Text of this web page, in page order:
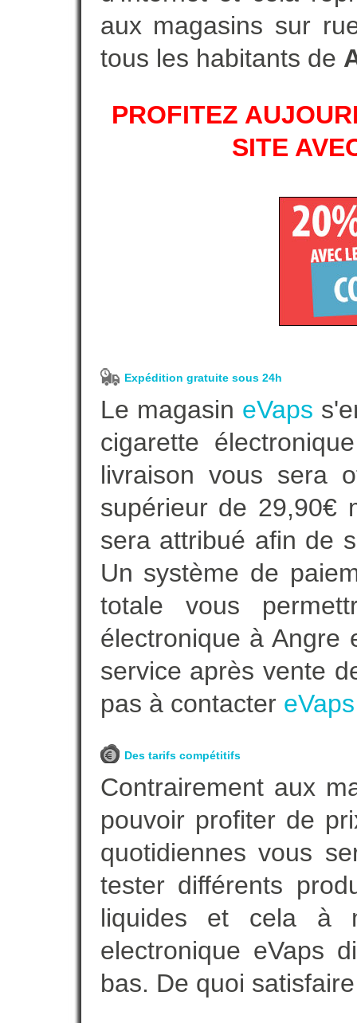
aux magasins sur
tous les habitants de
PROFITEZ
SITE
Expédition gratuite sous 24h
Le magasin eVaps
cigarette
livraison vous sera
supérieur de 29,90€
sera attribué afin de
Un système de
totale vous
électronique à Angre
service après vente
pas à contacter eVaps
Des tarifs compétitifs
Contrairement aux
pouvoir profiter de
quotidiennes vous
tester différents
liquides et cela à
electronique eVaps
bas. De quoi